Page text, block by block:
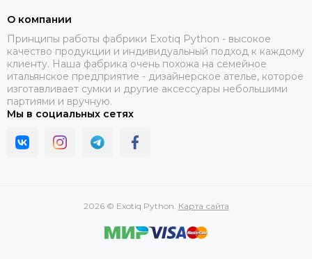
О компании
Принципы работы фабрики Exotiq Python - высокое
качество продукции и индивидуальный подход к каждому
клиенту. Наша фабрика очень похожа на семейное
итальянское предприятие - дизайнерское ателье, которое
изготавливает сумки и другие аксессуары небольшими
партиями и вручную.
Мы в социальных сетях
2026 © Exotiq Python. Карта сайта